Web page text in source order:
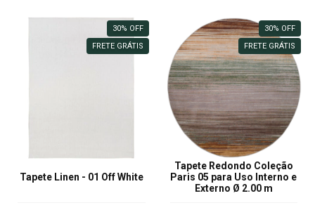
30% OFF
FRETE GRÁTIS
Tapete Linen - 01 Off White
30% OFF
FRETE GRÁTIS
Tapete Redondo Coleção
Paris 05 para Uso Interno e
Externo Ø 2.00 m